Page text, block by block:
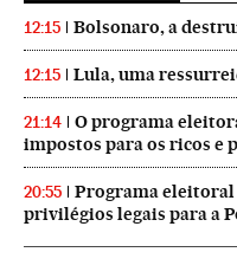
12:15 Bolsonaro, a
12:15 Lula, uma
21:14
O programa
impostos para os ricos e
20:55
Programa eleitoral
privilégios legais para a